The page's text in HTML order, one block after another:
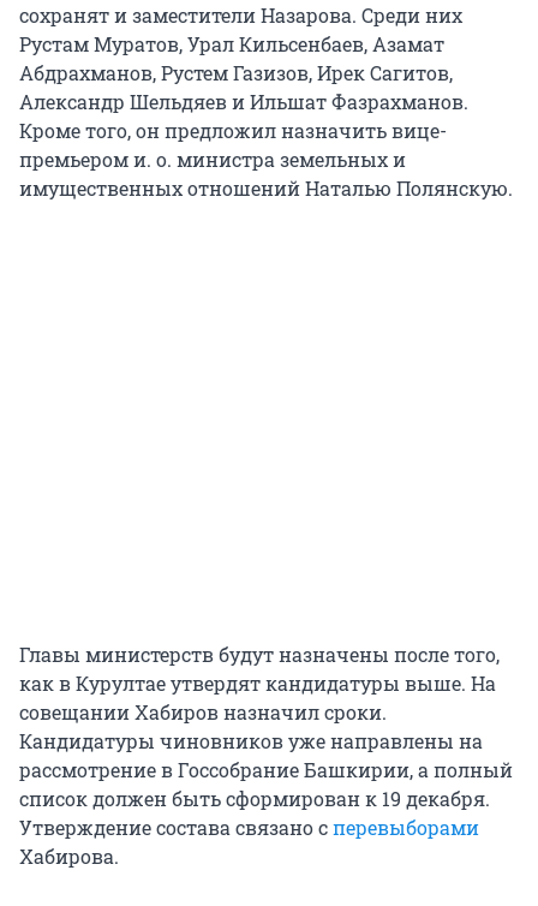
сохранят и заместители Назарова. Среди них
Рустам Муратов, Урал Кильсенбаев, Азамат
Абдрахманов, Рустем Газизов, Ирек Сагитов,
Александр Шельдяев и Ильшат Фазрахманов.
Кроме того, он предложил назначить вице-
премьером и. о. министра земельных и
имущественных отношений Наталью Полянскую.
Главы министерств будут назначены после того,
как в Курултае утвердят кандидатуры выше. На
совещании Хабиров назначил сроки.
Кандидатуры чиновников уже направлены на
рассмотрение в Госсобрание Башкирии, а полный
список должен быть сформирован к 19 декабря.
Утверждение состава связано сперевыборами
Хабирова.